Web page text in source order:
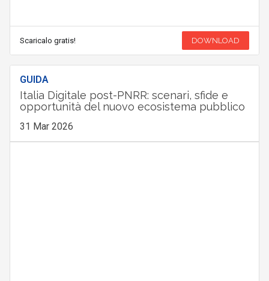
Scaricalo gratis! DOWNLOAD
GUIDA
Italia Digitale post-PNRR: scenari, sfide e
opportunità del nuovo ecosistema pubblico
31 Mar 2026